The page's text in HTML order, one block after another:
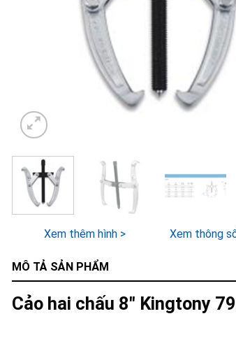
Xem thêm hình > Xem thông
MÔ TẢ SẢN PHẨM
Cảo hai chấu 8″ Kingtony